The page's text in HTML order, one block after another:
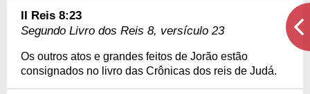
II Reis 8:23
Segundo Livro dos Reis 8, versículo 23
Os outros atos e grandes feitos de Jorão estão
consignados no livro das Crônicas dos reis de Judá.